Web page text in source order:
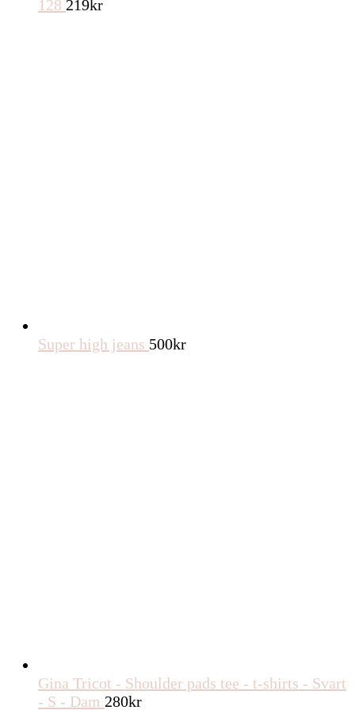
128 219kr
Super high jeans 500kr
Gina Tricot - Shoulder pads tee - t-shirts - Svart
- S - Dam 280kr